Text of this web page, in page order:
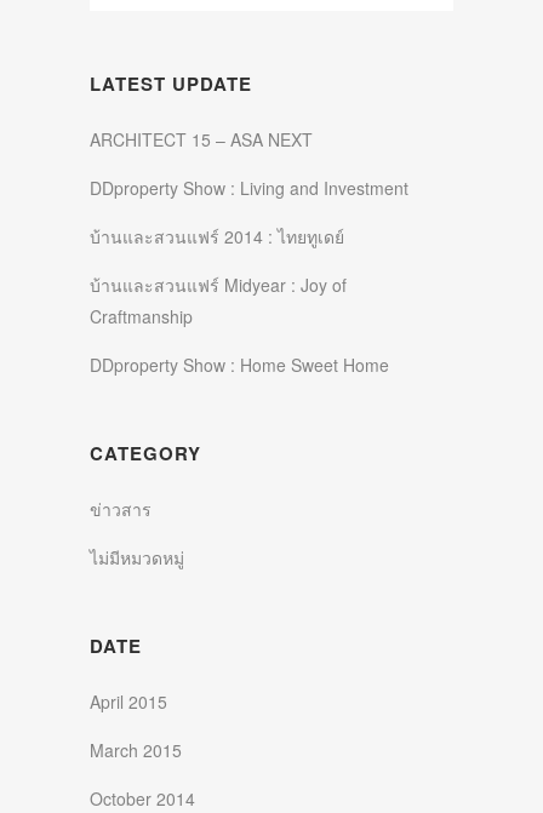
LATEST UPDATE
ARCHITECT 15 – ASA NEXT
DDproperty Show : Living and Investment
บ้านและสวนแฟร์ 2014 : ไทยทูเดย์
บ้านและสวนแฟร์ Midyear : Joy of
Craftmanship
DDproperty Show : Home Sweet Home
CATEGORY
ข่าวสาร
ไม่มีหมวดหมู่
DATE
April 2015
March 2015
October 2014